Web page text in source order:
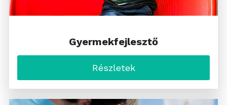
Gyermekfejlesztő
Részletek